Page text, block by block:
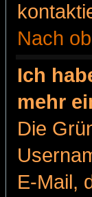
Nach
Ich
mehr
Die
E-Mail,